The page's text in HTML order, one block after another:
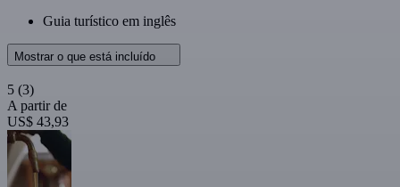
Guia turístico em inglês
Mostrar o que está incluído
5 (3)
A partir de
US$ 43,93